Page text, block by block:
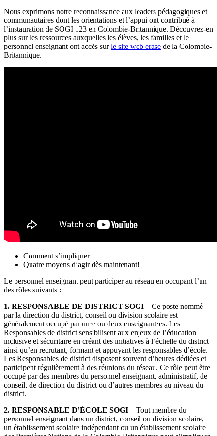
Nous exprimons notre reconnaissance aux leaders pédagogiques et
communautaires dont les orientations et l’appui ont contribué à
l’instauration de SOGI 123 en Colombie-Britannique. Découvrez-en
plus sur les ressources auxquelles les élèves, les familles et le
personnel enseignant ont accès surle site web erase de la Colombie-
Britannique.
Comment s’impliquer
Quatre moyens d’agir dès maintenant!
Le personnel enseignant peut participer au réseau en occupant l’un
des rôles suivants :
1. RESPONSABLE DE DISTRICT SOGI – Ce poste nommé
par la direction du district, conseil ou division scolaire est
généralement occupé par un·e ou deux enseignant·es. Les
Responsables de district sensibilisent aux enjeux de l’éducation
inclusive et sécuritaire en créant des initiatives à l’échelle du district
ainsi qu’en recrutant, formant et appuyant les responsables d’école.
Les Responsables de district disposent souvent d’heures dédiées et
participent régulièrement à des réunions du réseau. Ce rôle peut être
occupé par des membres du personnel enseignant, administratif, de
conseil, de direction du district ou d’autres membres au niveau du
district.
2. RESPONSABLE D’ÉCOLE SOGI – Tout membre du
personnel enseignant dans un district, conseil ou division scolaire,
un établissement scolaire indépendant ou un établissement scolaire